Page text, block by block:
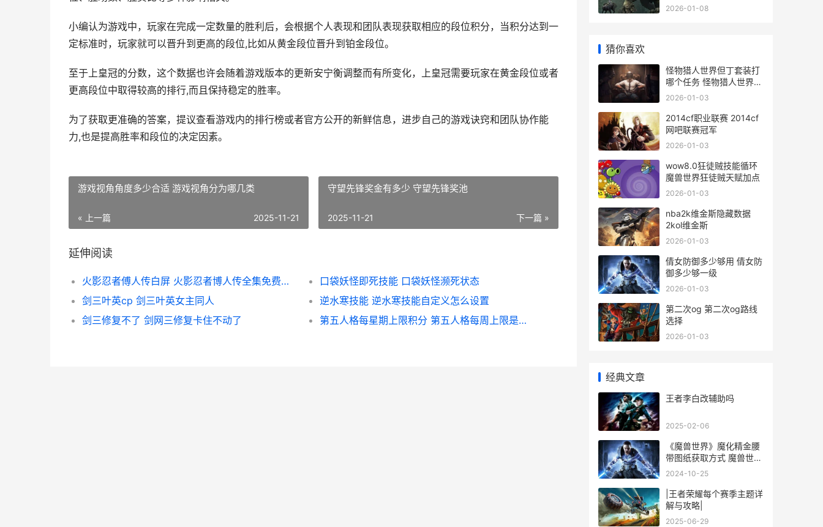
小编认为游戏中，玩家在完成一定数量的胜利后，会根据个人表现和团队表现获取相应的段位积分，当积分达到一
定标准时，玩家就可以晋升到更高的段位,比如从黄金段位晋升到铂金段位。
至于上皇冠的分数，这个数据也许会随着游戏版本的更新安宁衡调整而有所变化，上皇冠需要玩家在黄金段位或者
更高段位中取得较高的排行,而且保持稳定的胜率。
为了获取更准确的答案，提议查看游戏内的排行榜或者官方公开的新鲜信息，进步自己的游戏诀窍和团队协作能
力,也是提高胜率和段位的决定因素。
游戏视角角度多少合适 游戏视角分为哪几类
« 上一篇 2025-11-21
守望先锋奖金有多少 守望先锋奖池
下一篇 »
2025-11-21
延伸阅读
火影忍者傅人传白屏 火影忍者博人传全集免费观看
口袋妖怪即死技能 口袋妖怪濒死状态
剑三叶英cp 剑三叶英女主同人
逆水寒技能 逆水寒技能自定义怎么设置
剑三修复不了 剑网三修复卡住不动了
第五人格每星期上限积分 第五人格每周上限是什么意思
2026-01-08
猜你喜欢
怪物猎人世界但丁套装打
哪个任务 怪物猎人世界但
丁外观
2026-01-03
2014cf职业联赛 2014cf
网吧联赛冠军
2026-01-03
wow8.0狂徒贼技能循环
魔兽世界狂徒贼天赋加点
2026-01-03
nba2k维金斯隐藏数据
2kol维金斯
2026-01-03
倩女防御多少够用 倩女防
御多少够一级
2026-01-03
第二次og 第二次og路线
选择
2026-01-03
经典文章
王者李白改辅助吗
2025-02-06
《魔兽世界》魔化精金腰
带图纸获取方式 魔兽世界
魔鳞哪里刷
2024-10-25
|王者荣耀每个赛季主题详
解与攻略|
2025-06-29